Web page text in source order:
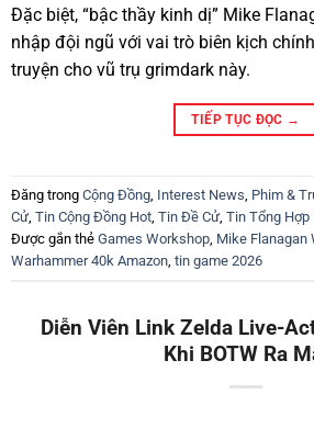
Đặc biệt, “bậc thầy kinh dị” Mike
nhập đội ngũ với vai trò biên kịch
truyện cho vũ trụ grimdark này.
TIẾP TỤC ĐỌC →
Đăng trong Cộng Đồng Interest News Phim &
Cử, Tin Cộng Đồng Hot Tin Đề Cử, Tin Tổng Hợp
Được gắn thẻ Games Workshop Mike Flanagan
Warhammer 40k Amazon tin game 2026
Diễn Viên Link Zelda Live-
Khi BOTW Ra